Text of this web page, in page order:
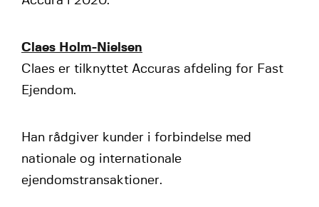
Claes Holm-Nielsen
Claes er tilknyttet Accuras afdeling for Fast
Ejendom.
Han rådgiver kunder i forbindelse med
nationale og internationale
ejendomstransaktioner.